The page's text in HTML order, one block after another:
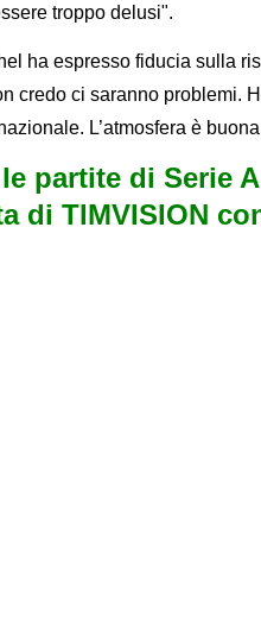
troppo delusi".
ha espresso fiducia sulla
credo ci saranno problemi.
L’atmosfera è
partite di Serie
di TIMVISION